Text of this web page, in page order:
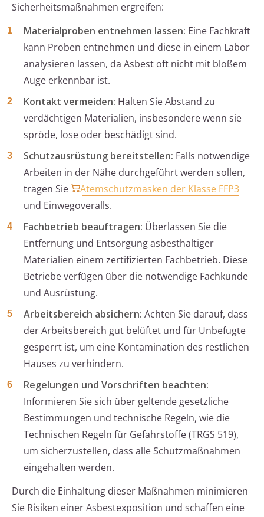
Sicherheitsmaßnahmen ergreifen:
Materialproben entnehmen lassen: Eine Fachkraft
kann Proben entnehmen und diese in einem Labor
analysieren lassen, da Asbest oft nicht mit bloßem
Auge erkennbar ist.
Kontakt vermeiden: Halten Sie Abstand zu
verdächtigen Materialien, insbesondere wenn sie
spröde, lose oder beschädigt sind.
Schutzausrüstung bereitstellen: Falls notwendige
Arbeiten in der Nähe durchgeführt werden sollen,
tragen Sie
Atemschutzmasken der Klasse FFP3
und Einwegoveralls.
Fachbetrieb beauftragen: Überlassen Sie die
Entfernung und Entsorgung asbesthaltiger
Materialien einem zertifizierten Fachbetrieb. Diese
Betriebe verfügen über die notwendige Fachkunde
und Ausrüstung.
Arbeitsbereich absichern: Achten Sie darauf, dass
der Arbeitsbereich gut belüftet und für Unbefugte
gesperrt ist, um eine Kontamination des restlichen
Hauses zu verhindern.
Regelungen und Vorschriften beachten:
Informieren Sie sich über geltende gesetzliche
Bestimmungen und technische Regeln, wie die
Technischen Regeln für Gefahrstoffe (TRGS 519),
um sicherzustellen, dass alle Schutzmaßnahmen
eingehalten werden.
Durch die Einhaltung dieser Maßnahmen minimieren
Sie Risiken einer Asbestexposition und schaffen eine